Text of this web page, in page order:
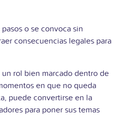
o se convoca sin
consecuencias legales para
rol bien marcado dentro de
en que no queda
puede convertirse en la
para poner sus temas